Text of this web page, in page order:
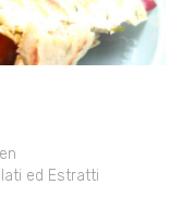
ed Estratti